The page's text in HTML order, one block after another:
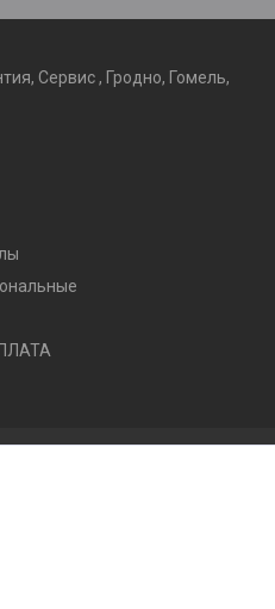
Сервис , Гродно, Гомель,